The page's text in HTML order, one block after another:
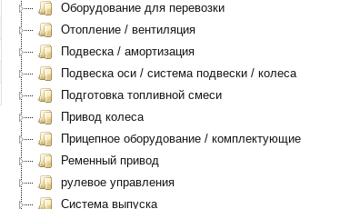
Оборудование для перевозки
Отопление / вентиляция
Подвеска / амортизация
Подвеска оси / система подвески / колеса
Подготовка топливной смеси
Привод колеса
Прицепное оборудование / комплектующие
Ременный привод
рулевое управления
Система выпуска